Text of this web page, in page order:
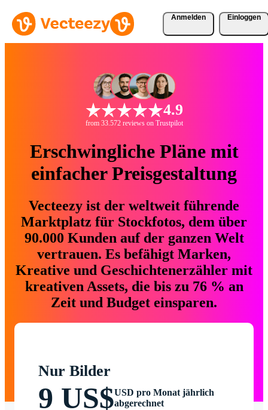
Anmelden Einloggen
4.9
from 33.572 reviews on Trustpilot
Erschwingliche Pläne mit
einfacher Preisgestaltung
Vecteezy ist der weltweit führende
Marktplatz für Stockfotos, dem über
90.000 Kunden auf der ganzen Welt
vertrauen. Es befähigt Marken,
Kreative und Geschichtenerzähler mit
kreativen Assets, die bis zu 76 % an
Zeit und Budget einsparen.
Nur Bilder
9 US$USD pro Monat jährlich
abgerechnet